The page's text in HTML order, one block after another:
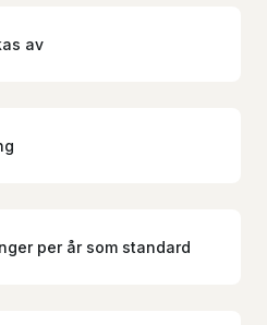
av
per år som standard